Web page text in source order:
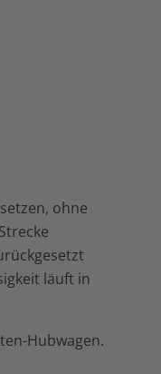
ohne
läuft in
Hubwagen.